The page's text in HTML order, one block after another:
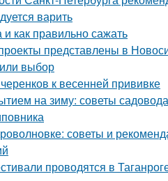
варить
как правильно сажать
представлены в
выбор
к весенней прививке
на зиму: советы
советы и
проводятся в